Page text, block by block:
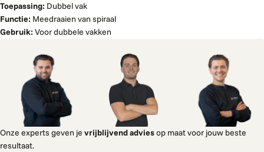
Toepassing: Dubbel vak
Functie: Meedraaien van spiraal
Gebruik: Voor dubbele vakken
Onze experts geven je vrijblijvend adviesop maat voor jouw beste
resultaat.